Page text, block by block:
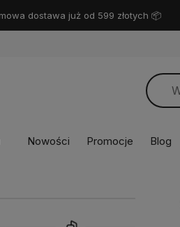
Miło Cię widzieć! ❤️
Nowości Promocje Blog